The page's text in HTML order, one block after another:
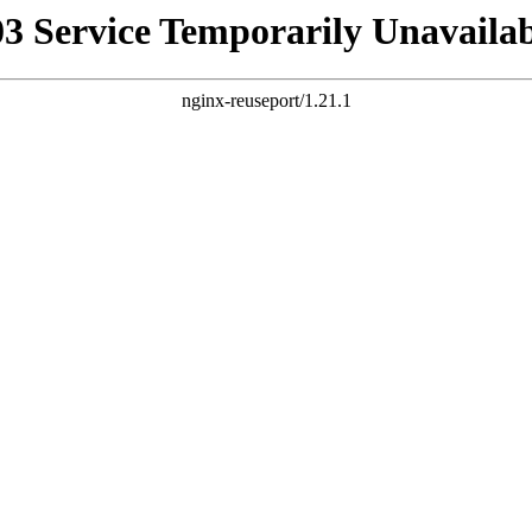
Service Temporarily
nginx-reuseport/1.21.1